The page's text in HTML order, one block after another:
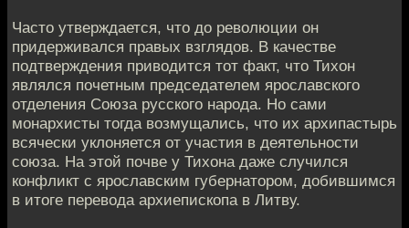
Часто утверждается, что до революции он
придерживался правых взглядов. В качестве
подтверждения приводится тот факт, что Тихон
являлся почетным председателем ярославского
отделения Союза русского народа. Но сами
монархисты тогда возмущались, что их архипастырь
всячески уклоняется от участия в деятельности
союза. На этой почве у Тихона даже случился
конфликт с ярославским губернатором, добившимся
в итоге перевода архиепископа в Литву.